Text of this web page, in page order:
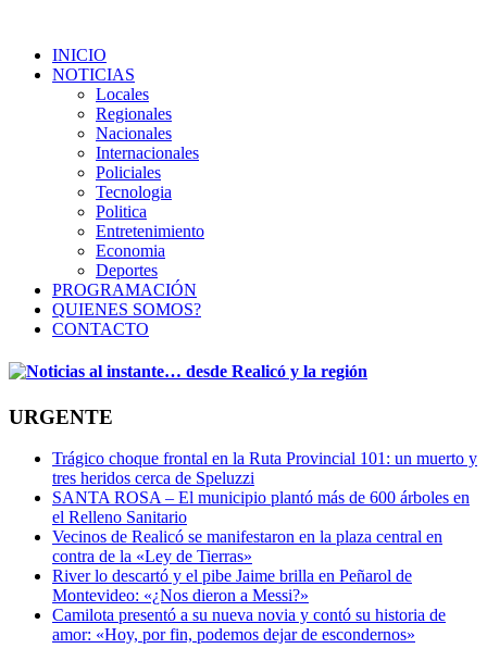
INICIO
NOTICIAS
Locales
Regionales
Nacionales
Internacionales
Policiales
Tecnologia
Politica
Entretenimiento
Economia
Deportes
PROGRAMACIÓN
QUIENES SOMOS?
CONTACTO
URGENTE
Trágico choque frontal en la Ruta Provincial 101: un muerto y
tres heridos cerca de Speluzzi
SANTA ROSA – El municipio plantó más de 600 árboles en
el Relleno Sanitario
Vecinos de Realicó se manifestaron en la plaza central en
contra de la «Ley de Tierras»
River lo descartó y el pibe Jaime brilla en Peñarol de
Montevideo: «¿Nos dieron a Messi?»
Camilota presentó a su nueva novia y contó su historia de
amor: «Hoy, por fin, podemos dejar de escondernos»